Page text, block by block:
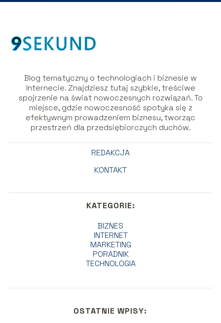
Blog tematyczny o technologiach i biznesie w
Internecie. Znajdziesz tutaj szybkie, treściwe
spojrzenie na świat nowoczesnych rozwiązań. To
miejsce, gdzie nowoczesność spotyka się z
efektywnym prowadzeniem biznesu, tworząc
przestrzeń dla przedsiębiorczych duchów.
REDAKCJA
KONTAKT
KATEGORIE:
BIZNES
INTERNET
MARKETING
PORADNIK
TECHNOLOGIA
OSTATNIE WPISY: